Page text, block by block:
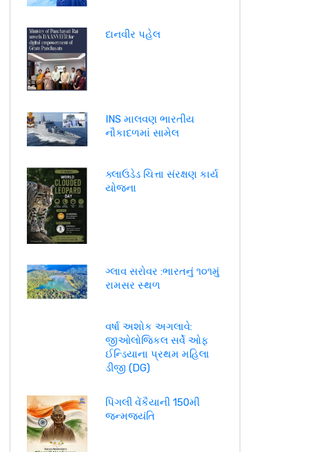
દાનવીર પહેલ
INS માલવણ ભારતીય
નૌકાદળમાં સામેલ
ક્લાઉડેડ ચિત્તા સંરક્ષણ કાર્ય
યોજના
ગ્લાવ સરોવર :ભારતનું ૧૦૧મું
રામસર સ્થળ
વર્ષા અશોક અગલાવે:
જીઓલોજિકલ સર્વે ઓફ
ઈન્ડિયાના પ્રથમ મહિલા
ડીજી (DG)
પિંગલી વેંકૈયાની 150મી
જન્મજયંતિ